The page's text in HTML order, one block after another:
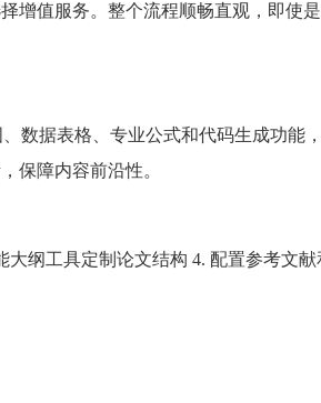
增值服务。整个流程顺畅直观，即使
数据表格、专业公式和代码生成功能
保障内容前沿性。
纲工具定制论文结构 4. 配置参考文